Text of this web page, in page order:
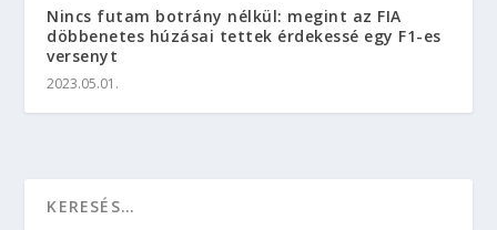
Nincs futam botrány nélkül: megint az FIA
döbbenetes húzásai tettek érdekessé egy F1-es
versenyt
2023.05.01.